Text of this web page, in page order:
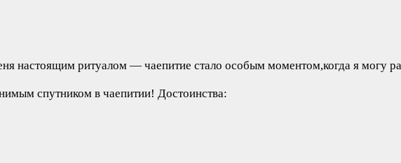
настоящим ритуалом — чаепитие стало особым моментом,когда я могу
спутником в чаепитии! Достоинства: